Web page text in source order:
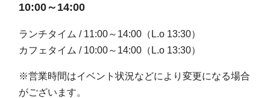
10:00～14:00
ランチタイム / 11:00～14:00（L.o 13:30）
カフェタイム / 10:00～14:00（L.o 13:30）
※営業時間はイベント状況などにより変更になる場合
がございます。